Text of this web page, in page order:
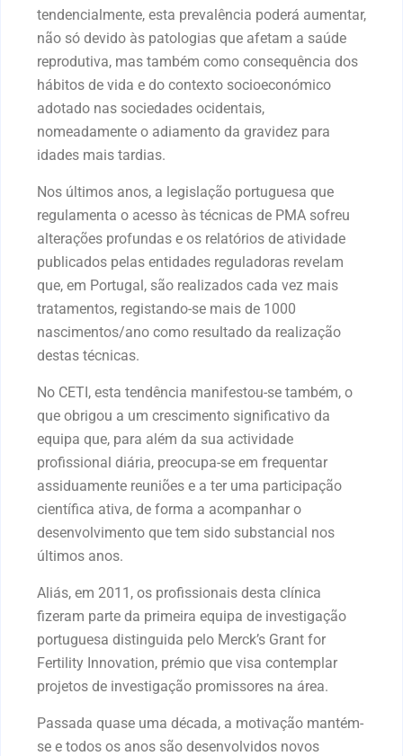
tendencialmente, esta prevalência poderá aumentar,
não só devido às patologias que afetam a saúde
reprodutiva, mas também como consequência dos
hábitos de vida e do contexto socioeconómico
adotado nas sociedades ocidentais,
nomeadamente o adiamento da gravidez para
idades mais tardias.
Nos últimos anos, a legislação portuguesa que
regulamenta o acesso às técnicas de PMA sofreu
alterações profundas e os relatórios de atividade
publicados pelas entidades reguladoras revelam
que, em Portugal, são realizados cada vez mais
tratamentos, registando-se mais de 1000
nascimentos/ano como resultado da realização
destas técnicas.
No CETI, esta tendência manifestou-se também, o
que obrigou a um crescimento significativo da
equipa que, para além da sua actividade
profissional diária, preocupa-se em frequentar
assiduamente reuniões e a ter uma participação
científica ativa, de forma a acompanhar o
desenvolvimento que tem sido substancial nos
últimos anos.
Aliás, em 2011, os profissionais desta clínica
fizeram parte da primeira equipa de investigação
portuguesa distinguida pelo Merck’s Grant for
Fertility Innovation, prémio que visa contemplar
projetos de investigação promissores na área.
Passada quase uma década, a motivação mantém-
se e todos os anos são desenvolvidos novos